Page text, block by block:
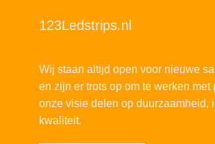
123Ledstrips.nl
Wij staan altijd open voor nieuwe
en zijn er trots op om te werken met
onze visie delen op duurzaamheid,
kwaliteit.